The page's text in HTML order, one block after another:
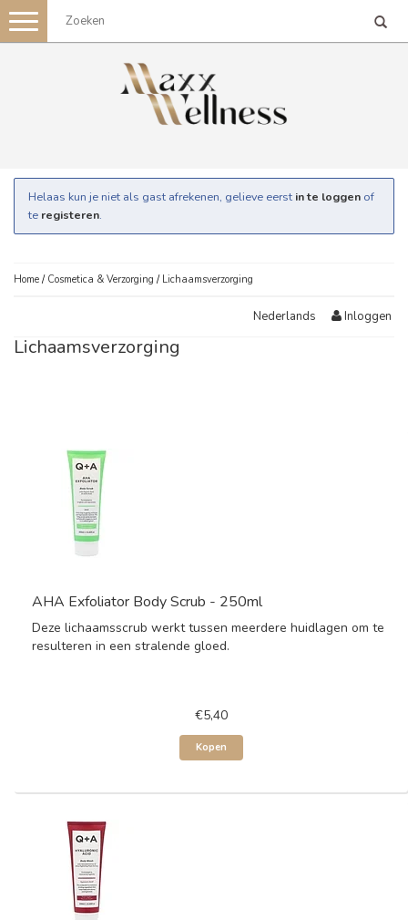
Toggle
navigation
Helaas kun je niet als gast afrekenen, gelieve eerst in te loggen of
te registeren.
Home / Cosmetica & Verzorging / Lichaamsverzorging
Nederlands Inloggen
Lichaamsverzorging
AHA Exfoliator Body Scrub - 250ml
Deze lichaamsscrub werkt tussen meerdere huidlagen om te
resulteren in een stralende gloed.
€5,40
Kopen